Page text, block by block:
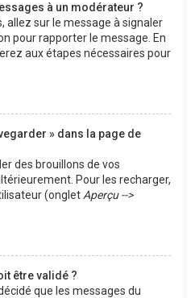
à un modérateur ?
allez sur le message à signaler
pour rapporter le message. En
aux étapes nécessaires pour
» dans la page de
des brouillons de vos
Pour les recharger,
(onglet Aperçu -->
être validé ?
que les messages du